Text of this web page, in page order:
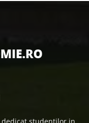
studentilor in